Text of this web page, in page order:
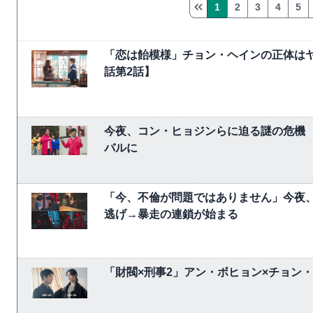
1 2 3 4 5
「恋は飴模様」チョン・ヘインの正体
話第2話】
今夜、コン・ヒョジンらに迫る謎の危
バルに
「今、不倫が問題ではありません」今
逃げ→暴走の連鎖が始まる
「財閥×刑事2」アン・ボヒョン×チョ